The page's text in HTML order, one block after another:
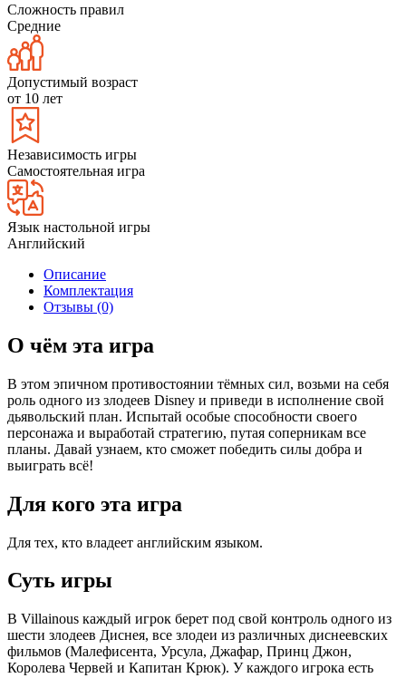
Сложность правил
Средние
Допустимый возраст
от 10 лет
Независимость игры
Самостоятельная игра
Язык настольной игры
Английский
Описание
Комплектация
Отзывы (0)
О чём эта игра
В этом эпичном противостоянии тёмных сил, возьми на себя
роль одного из злодеев Disney и приведи в исполнение свой
дьявольский план. Испытай особые способности своего
персонажа и выработай стратегию, путая соперникам все
планы. Давай узнаем, кто сможет победить силы добра и
выиграть всё!
Для кого эта игра
Для тех, кто владеет английским языком.
Суть игры
В Villainous каждый игрок берет под свой контроль одного из
шести злодеев Диснея, все злодеи из различных диснеевских
фильмов (Малефисента, Урсула, Джафар, Принц Джон,
Королева Червей и Капитан Крюк). У каждого игрока есть